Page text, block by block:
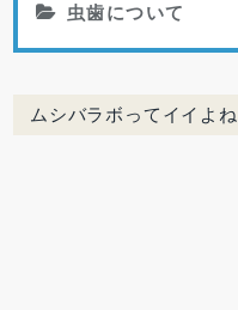
虫歯について
ムシバラボってイイよね